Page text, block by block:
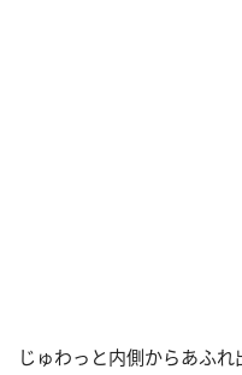
じゅわっと内側からあふ